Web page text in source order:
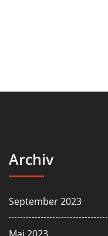
Archiv
September 2023